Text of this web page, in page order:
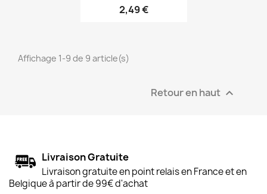
2,49 €
Affichage 1-9 de 9 article(s)
Retour en haut 
Livraison Gratuite
Livraison gratuite en point relais en France et en
Belgique à partir de 99€ d'achat